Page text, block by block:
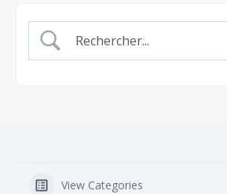
View Categories